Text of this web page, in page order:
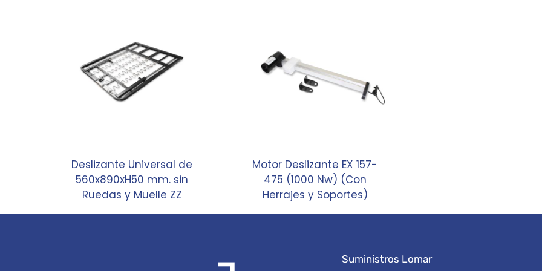
Deslizante Universal de
560x890xH50 mm. sin
Ruedas y Muelle ZZ
Motor Deslizante EX 157-
475 (1000 Nw) (Con
Herrajes y Soportes)
Suministros Lomar